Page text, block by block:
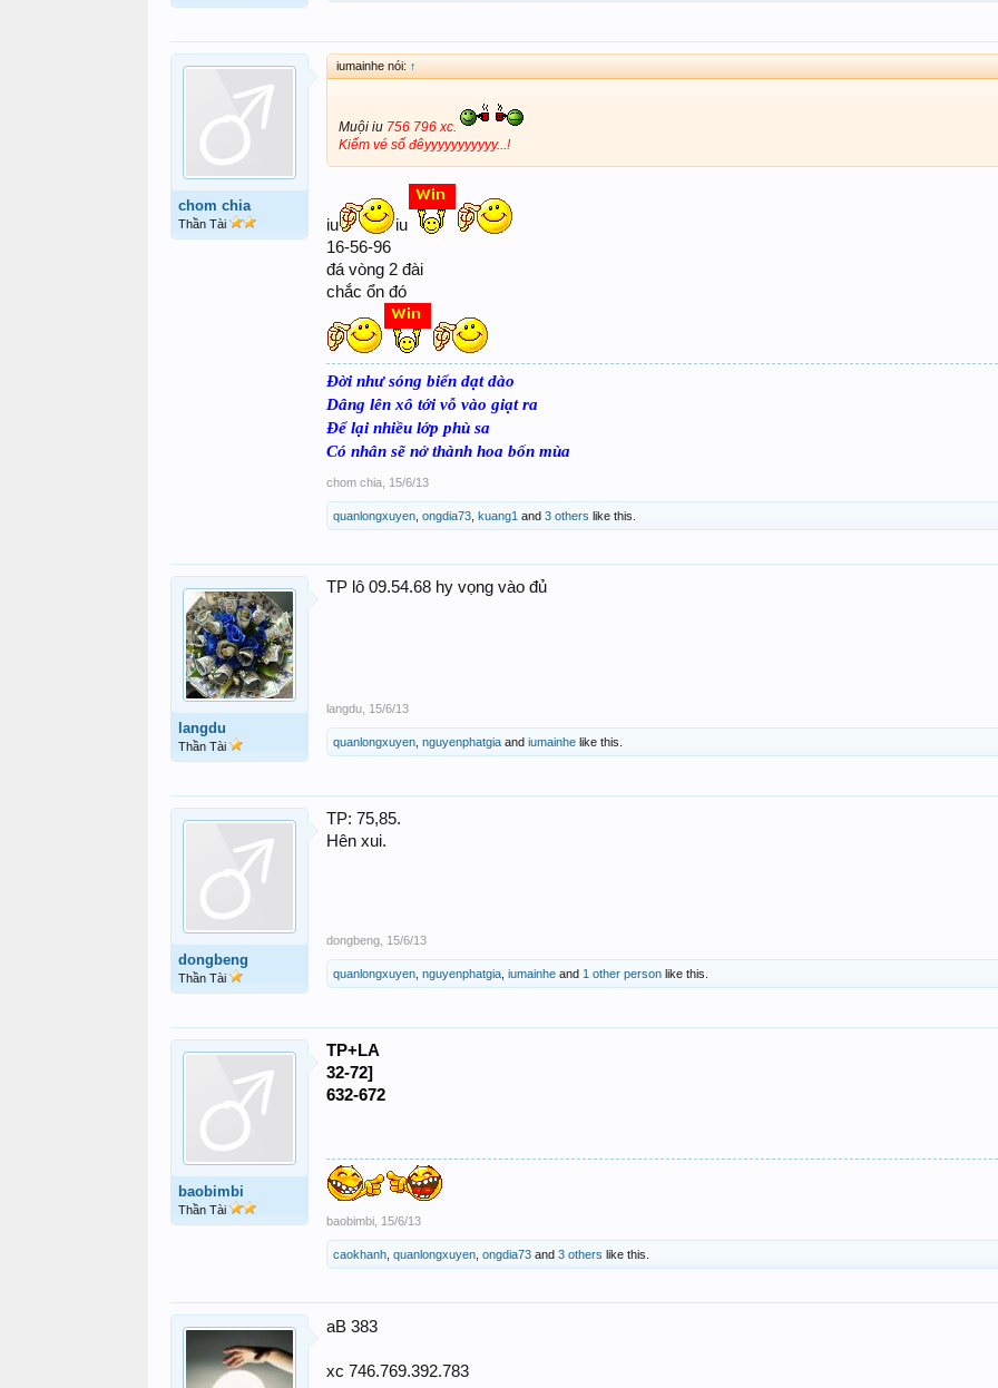
chom chia
Thần Tài
iumainhe nói: ↑
Muội iu 756 796 xc.
Kiếm vé số đêyyyyyyyyyyy...!
iu
iu
16-56-96
đá vòng 2 đài
chắc ổn đó
Đời như sóng biển dạt dào
Dâng lên xô tới vỗ vào giạt ra
Để lại nhiều lớp phù sa
Có nhân sẽ nở thành hoa bốn mùa
chom chia 15/6/13
quanlongxuyen ongdia73 kuang1 and 3 others like this.
langdu
Thần Tài
TP lô 09.54.68 hy vọng vào đủ
langdu 15/6/13
quanlongxuyen nguyenphatgia and iumainhe like this.
dongbeng
Thần Tài
TP: 75,85.
Hên xui.
dongbeng 15/6/13
quanlongxuyen nguyenphatgia iumainhe and 1 other person like this.
baobimbi
Thần Tài
TP+LA
32-72]
632-672
baobimbi 15/6/13
caokhanh quanlongxuyen ongdia73 and 3 others like this.
aB 383
xc 746.769.392.783